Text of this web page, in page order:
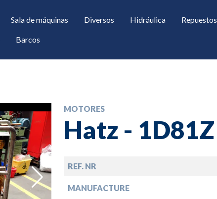
Sala de máquinas Diversos Hidráulica Repuestos
Barcos
MOTORES
Hatz - 1D81Z
REF. NR
MANUFACTURE